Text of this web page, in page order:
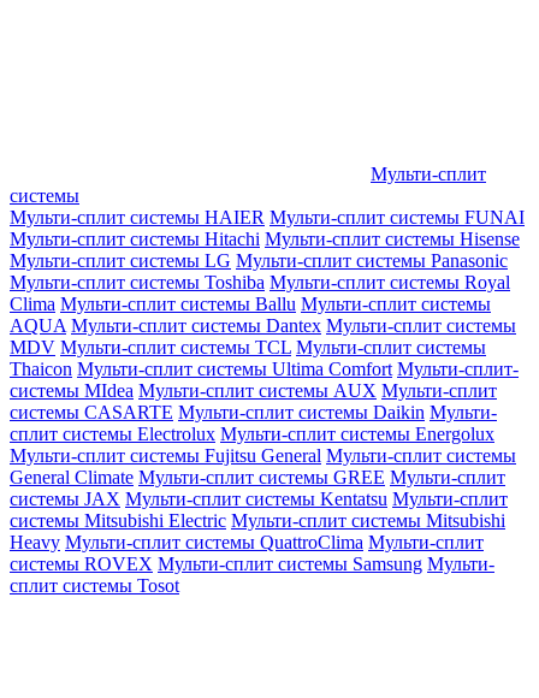
Мульти-сплит
системы
Мульти-сплит системы HAIER Мульти-сплит системы FUNAI
Мульти-сплит системы Hitachi Мульти-сплит системы Hisense
Мульти-сплит системы LG Мульти-сплит системы Panasonic
Мульти-сплит системы Toshiba Мульти-сплит системы Royal
Clima Мульти-сплит системы Ballu Мульти-сплит системы
AQUA Мульти-сплит системы Dantex Мульти-сплит системы
MDV Мульти-сплит системы TCL Мульти-сплит системы
Thaicon Мульти-сплит системы Ultima Comfort Мульти-сплит-
системы MIdea Мульти-сплит системы AUX Мульти-сплит
системы CASARTE Мульти-сплит системы Daikin Мульти-
сплит системы Electrolux Мульти-сплит системы Energolux
Мульти-сплит системы Fujitsu General Мульти-сплит системы
General Climate Мульти-сплит системы GREE Мульти-сплит
системы JAX Мульти-сплит системы Kentatsu Мульти-сплит
системы Mitsubishi Electric Мульти-сплит системы Mitsubishi
Heavy Мульти-сплит системы QuattroClima Мульти-сплит
системы ROVEX Мульти-сплит системы Samsung Мульти-
сплит системы Tosot